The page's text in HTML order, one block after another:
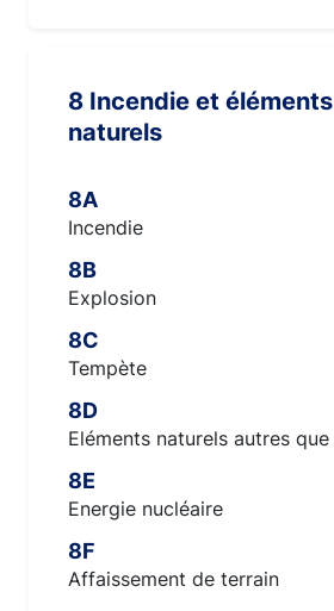
8 Incendie et éléments
naturels
8A
Incendie
8B
Explosion
8C
Tempète
8D
Eléments naturels autres
8E
Energie nucléaire
8F
Affaissement de terrain